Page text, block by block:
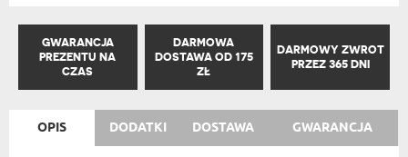
GWARANCJA
PREZENTU NA
CZAS
DARMOWA
DOSTAWA OD 175
ZŁ
DARMOWY ZWROT
PRZEZ 365 DNI
OPIS DODATKI DOSTAWA GWARANCJA